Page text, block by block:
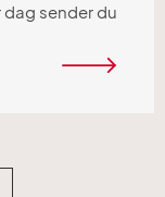
sender du